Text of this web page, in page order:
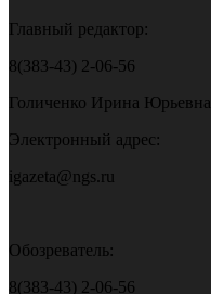
Главный редактор:
8(383-43) 2-06-56
Голиченко Ирина Юрьевна
Электронный адрес:
igazeta@ngs.ru
Обозреватель:
8(383-43) 2-06-56